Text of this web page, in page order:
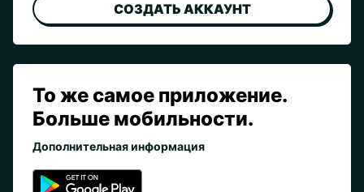
СОЗДАТЬ АККАУНТ
То же самое приложение.
Больше мобильности.
Дополнительная информация